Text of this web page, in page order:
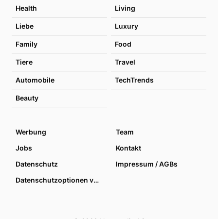
Health Living
Liebe Luxury
Family Food
Tiere Travel
Automobile TechTrends
Beauty
Werbung
Team
Jobs
Kontakt
Datenschutz
Impressum / AGBs
Datenschutzoptionen verwalten